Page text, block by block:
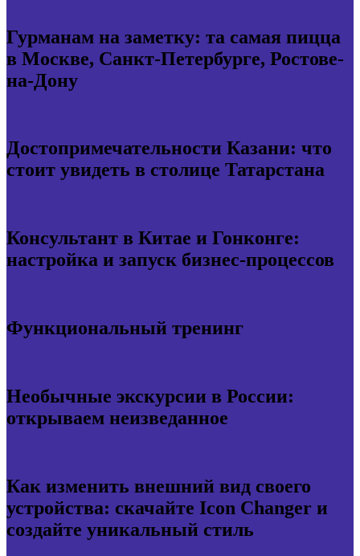
Гурманам на заметку: та самая пицца
в Москве, Санкт-Петербурге, Ростове-
на-Дону
Достопримечательности Казани: что
стоит увидеть в столице Татарстана
Консультант в Китае и Гонконге:
настройка и запуск бизнес-процессов
Функциональный тренинг
Необычные экскурсии в России:
открываем неизведанное
Как изменить внешний вид своего
устройства: скачайте Icon Changer и
создайте уникальный стиль